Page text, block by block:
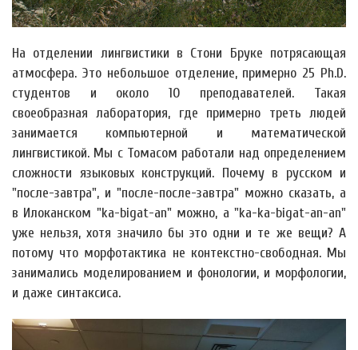
На отделении лингвистики в Стони Бруке потрясающая
атмосфера. Это небольшое отделение, примерно 25 Ph.D.
студентов и около 10 преподавателей. Такая
своеобразная лаборатория, где примерно треть людей
занимается компьютерной и математической
лингвистикой. Мы с Томасом работали над определением
сложности языковых конструкций. Почему в русском и
"после-завтра", и "после-после-завтра" можно сказать, а
в Илоканском "ka-bigat-an" можно, а "ka-ka-bigat-an-an"
уже нельзя, хотя значило бы это одни и те же вещи? А
потому что морфотактика не контекстно-свободная. Мы
занимались моделированием и фонологии, и морфологии,
и даже синтаксиса.